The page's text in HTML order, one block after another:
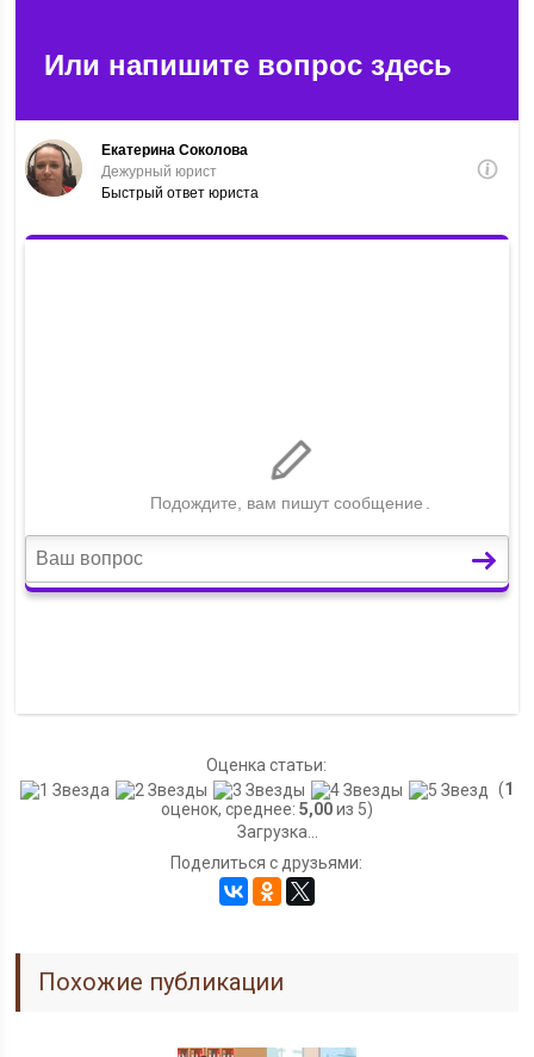
Оценка статьи:
(1
оценок, среднее: 5,00из 5)
Загрузка...
Поделиться с друзьями:
Похожие публикации